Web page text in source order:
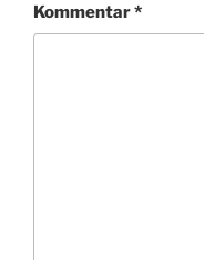
Kommentar*